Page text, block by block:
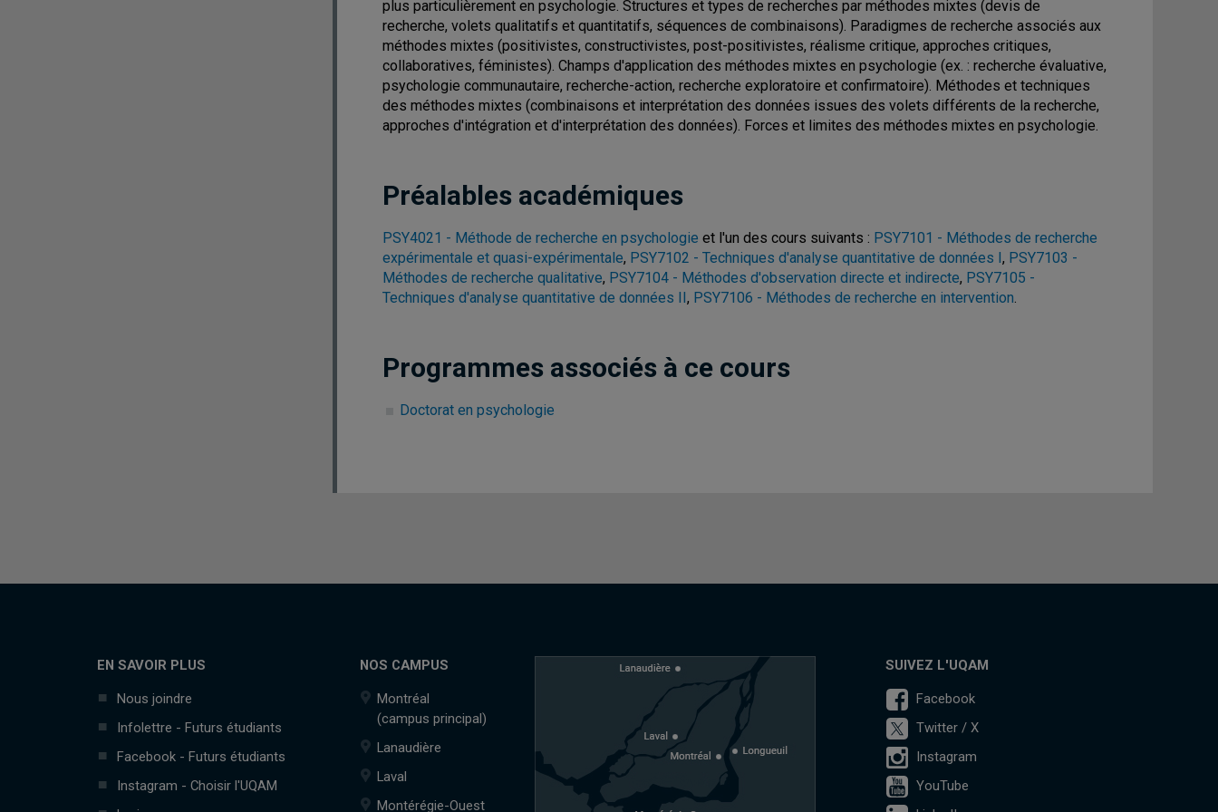
plus particulièrement en psychologie. Structures et types de recherches par méthodes mixtes (devis de
recherche, volets qualitatifs et quantitatifs, séquences de combinaisons). Paradigmes de recherche associés aux
méthodes mixtes (positivistes, constructivistes, post-positivistes, réalisme critique, approches critiques,
collaboratives, féministes). Champs d'application des méthodes mixtes en psychologie (ex. : recherche évaluative,
psychologie communautaire, recherche-action, recherche exploratoire et confirmatoire). Méthodes et techniques
des méthodes mixtes (combinaisons et interprétation des données issues des volets différents de la recherche,
approches d'intégration et d'interprétation des données). Forces et limites des méthodes mixtes en psychologie.
Préalables académiques
PSY4021 - Méthode de recherche en psychologie et l'un des cours suivants : PSY7101 - Méthodes de recherche
expérimentale et quasi-expérimentale, PSY7102 - Techniques d'analyse quantitative de données I, PSY7103 -
Méthodes de recherche qualitative, PSY7104 - Méthodes d'observation directe et indirecte, PSY7105 -
Techniques d'analyse quantitative de données II, PSY7106 - Méthodes de recherche en intervention.
Programmes associés à ce cours
Doctorat en psychologie
EN SAVOIR PLUS
Nous joindre
Infolettre - Futurs étudiants
Facebook - Futurs étudiants
Instagram - Choisir l'UQAM
NOS CAMPUS
Montréal
(campus principal)
Lanaudière
Laval
Montérégie-Ouest
SUIVEZ L'UQAM
Facebook
Twitter / X
Instagram
YouTube